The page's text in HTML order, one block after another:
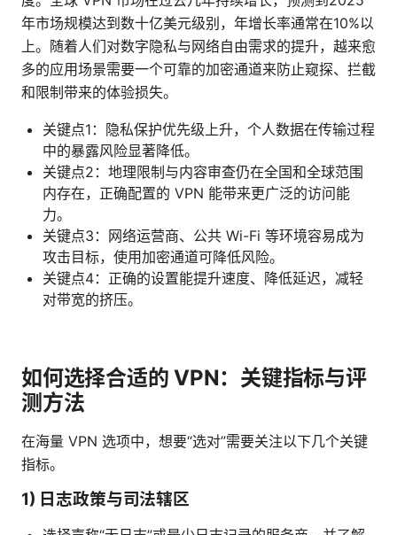
年市场规模达到数十亿美元级别，年增长率通常在10%以
上。随着人们对数字隐私与网络自由需求的提升，越来愈
多的应用场景需要一个可靠的加密通道来防止窥探、拦截
和限制带来的体验损失。
关键点1：隐私保护优先级上升，个人数据在传输过程
中的暴露风险显著降低。
关键点2：地理限制与内容审查仍在全国和全球范围
内存在，正确配置的 VPN 能带来更广泛的访问能
力。
关键点3：网络运营商、公共 Wi-Fi 等环境容易成为
攻击目标，使用加密通道可降低风险。
关键点4：正确的设置能提升速度、降低延迟，减轻
对带宽的挤压。
如何选择合适的 VPN：关键指标与评
测方法
在海量 VPN 选项中，想要“选对”需要关注以下几个关键
指标。
1) 日志政策与司法辖区